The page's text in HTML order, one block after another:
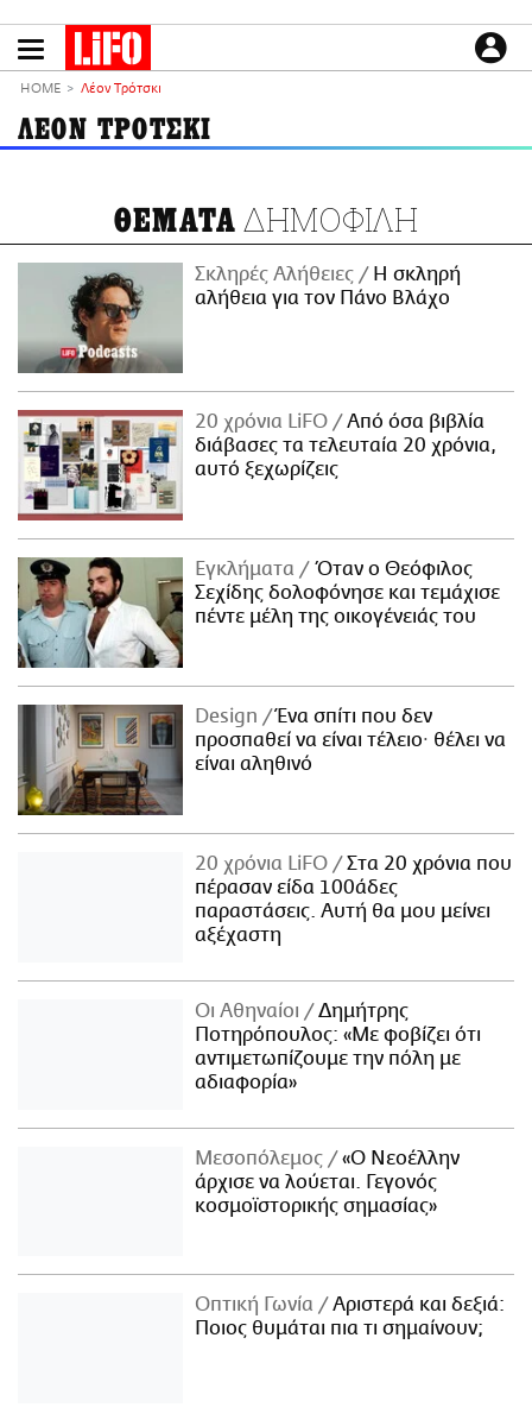
το
LIFO SHOP
NEWSLETTER
ΜΙΚΡΟΠΡΑΓΜΑΤΑ
THE GOOD LIFO
LIFOLAND
CITY GUIDE
ΑΜΠΑ
PRINT
ΕΙΔΗΣΕΙΣ
CULTURE
PODCASTS
Plus
HOME Λέον Τρότσκι
ΛΕΟΝ ΤΡΟΤΣΚΙ
ΘΕΜΑΤΑ ΔΗΜΟΦΙΛΗ
Σκληρές Αλήθειες
H σκληρή
αλήθεια για τον Πάνο Βλάχο
20 χρόνια LiFO
Από όσα βιβλία
διάβασες τα τελευταία 20 χρόνια,
αυτό ξεχωρίζεις
Εγκλήματα
Όταν ο Θεόφιλος
Σεχίδης δολοφόνησε και τεμάχισε
πέντε μέλη της οικογένειάς του
Design
Ένα σπίτι που δεν
προσπαθεί να είναι τέλειο· θέλει να
είναι αληθινό
20 χρόνια LiFO
Στα 20 χρόνια που
πέρασαν είδα 100άδες
παραστάσεις. Αυτή θα μου μείνει
αξέχαστη
Οι Αθηναίοι
Δημήτρης
Ποτηρόπουλος: «Με φοβίζει ότι
αντιμετωπίζουμε την πόλη με
αδιαφορία»
Μεσοπόλεμος
«Ο Νεοέλλην
άρχισε να λούεται. Γεγονός
κοσμοϊστορικής σημασίας»
Οπτική Γωνία
Αριστερά και δεξιά:
Ποιος θυμάται πια τι σημαίνουν;